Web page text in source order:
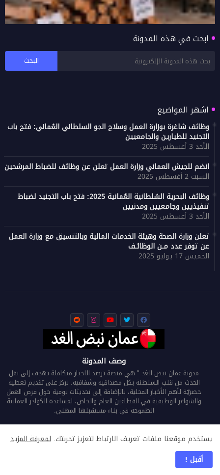
ضوابط الاحتطاب في سلطنة عُمان: تفاصيل بيان
هيئة البيئة وشروط الحصول على التصاريح
ابحث في هذه المدونة
اشهر المواضيع
وظائف شاغرة بوزارة العمل وسلاح الجو السلطاني العُماني: فتح باب
التجنيد للطيارين والجامعيين
الأحد 3 أغسطس 2025
انضم للجيش العماني وزارة العمل تعلن عن وظائف للضباط المرشحين
السبت 2 أغسطس 2025
وظائف البحرية السُلطانية العُمانية 2025: فتح باب التجنيد لضباط
تنفيذيين وجامعيين ومدنيين
الأحد 3 أغسطس 2025
تعلن وزارة الصحة وهيئة الخدمات المالية وبالتنسيق مع وزارة العمل
عن توفر عدد مـن الوظائـف
الخميس 17 يوليو 2025
وصف المدونة
مدونة عمان نبض الغد " هي منصة ترصد الاخبار متكاملة تهدف إلى نقل
الحدث من قلب السلطنة بكل مصداقية وشفافية. نركز على تقديم تغطية
حصريّة لأهم الأخبار المحلية، بالإضافة إلى تحديثات يومية حول فرص العمل
والشواغر الوظيفية في القطاعين العام والخاص، لمساعدة الكوادر العمانية
الطموحة في بناء مستقبلها المهني.
الرئيسية من نحن اتصل بنا سياسة الخصوصية
يستخدم موقعنا ملفات تعريف الارتباط لتعزيز تجربتك. لمعرفة المزيد
أقبل !